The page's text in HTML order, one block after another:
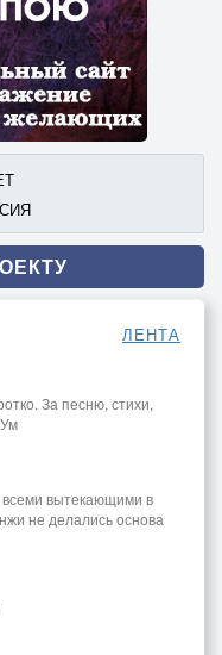
ЛЕНТА
За песню, стихи,
вытекающими в
не делались основа